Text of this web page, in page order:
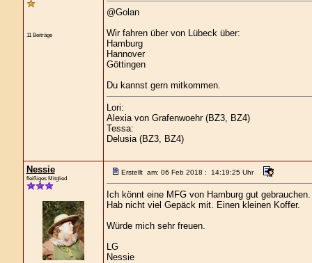
11 Beiträge
@Golan
Wir fahren über von Lübeck über:
Hamburg
Hannover
Göttingen
Du kannst gern mitkommen.
Lori:
Alexia von Grafenwoehr (BZ3, BZ4)
Tessa:
Delusia (BZ3, BZ4)
Nessie
fleißiges Mitglied
Erstellt am: 06 Feb 2018 : 14:19:25 Uhr
Ich könnt eine MFG von Hamburg gut gebrauchen.
Hab nicht viel Gepäck mit. Einen kleinen Koffer.
Würde mich sehr freuen.
LG
Nessie